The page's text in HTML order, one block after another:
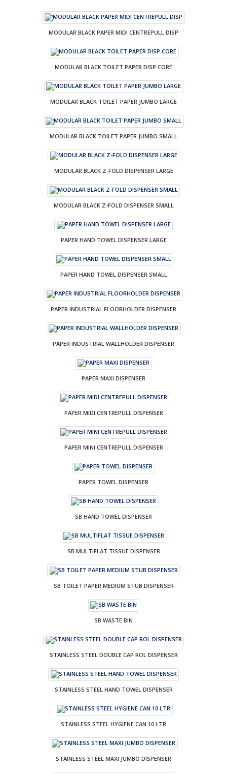
MODULAR BLACK PAPER MIDI CENTREPULL DISP
MODULAR BLACK TOILET PAPER DISP CORE
MODULAR BLACK TOILET PAPER JUMBO LARGE
MODULAR BLACK TOILET PAPER JUMBO SMALL
MODULAR BLACK Z-FOLD DISPENSER LARGE
MODULAR BLACK Z-FOLD DISPENSER SMALL
PAPER HAND TOWEL DISPENSER LARGE
PAPER HAND TOWEL DISPENSER SMALL
PAPER INDUSTRIAL FLOORHOLDER DISPENSER
PAPER INDUSTRIAL WALLHOLDER DISPENSER
PAPER MAXI DISPENSER
PAPER MIDI CENTREPULL DISPENSER
PAPER MINI CENTREPULL DISPENSER
PAPER TOWEL DISPENSER
SB HAND TOWEL DISPENSER
SB MULTIFLAT TISSUE DISPENSER
SB TOILET PAPER MEDIUM STUB DISPENSER
SB WASTE BIN
STAINLESS STEEL DOUBLE CAP ROL DISPENSER
STAINLESS STEEL HAND TOWEL DISPENSER
STAINLESS STEEL HYGIENE CAN 10 LTR
STAINLESS STEEL MAXI JUMBO DISPENSER